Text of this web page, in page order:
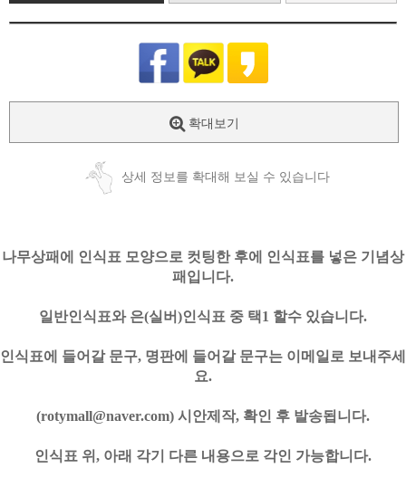
확대보기
상세 정보를 확대해 보실 수 있습니다
나무상패에 인식표 모양으로 컷팅한 후에 인식표를 넣은 기념상
패입니다.
일반인식표와 은(실버)인식표 중 택1 할수 있습니다.
인식표에 들어갈 문구, 명판에 들어갈 문구는 이메일로 보내주세
요.
(rotymall@naver.com) 시안제작, 확인 후 발송됩니다.
인식표 위, 아래 각기 다른 내용으로 각인 가능합니다.